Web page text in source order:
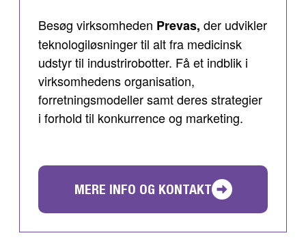
Besøg virksomheden Prevas, der udvikler
teknologiløsninger til alt fra medicinsk
udstyr til industrirobotter. Få et indblik i
virksomhedens organisation,
forretningsmodeller samt deres strategier
i forhold til konkurrence og marketing.
MERE INFO OG KONTAKT